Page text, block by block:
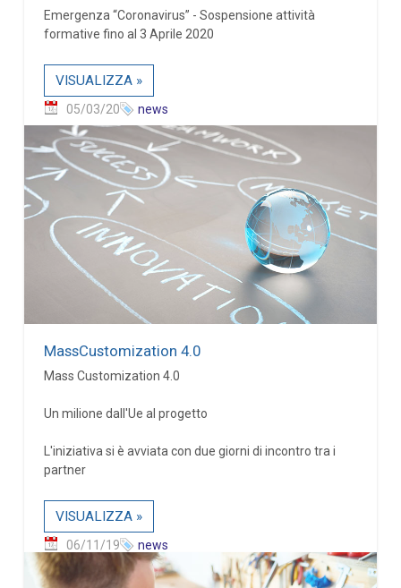
Emergenza “Coronavirus” - Sospensione attività
formative fino al 3 Aprile 2020
VISUALIZZA »
05/03/20 news
MassCustomization 4.0
Mass Customization 4.0
Un milione dall'Ue al progetto
L'iniziativa si è avviata con due giorni di incontro tra i
partner
VISUALIZZA »
06/11/19 news